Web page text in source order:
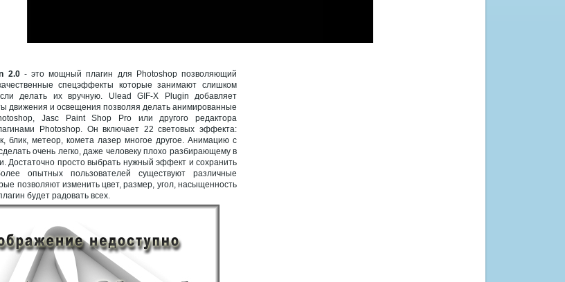
2.0 - это мощный плагин для Photoshop позволяющий
спецэффекты которые занимают слишком
делать их вручную. Ulead GIF-X Plugin добавляет
движения и освещения позволяя делать анимированные
Jasc Paint Shop Pro или другого редактора
Photoshop. Он включает 22 световых эффекта:
блик, метеор, комета лазер многое другое. Анимацию с
очень легко, даже человеку плохо разбирающему в
Достаточно просто выбрать нужный эффект и сохранить
опытных пользователей существуют различные
позволяют изменить цвет, размер, угол, насыщенность
будет радовать всех.